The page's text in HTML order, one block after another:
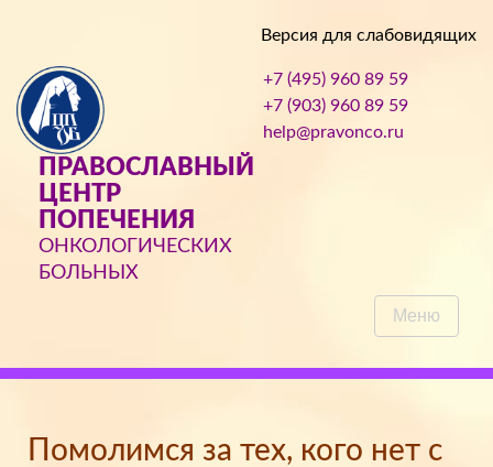
Версия для слабовидящих
ПРАВОСЛАВНЫЙ
ЦЕНТР
ПОПЕЧЕНИЯ
ОНКОЛОГИЧЕСКИХ
БОЛЬНЫХ
+7 (495) 960 89 59
+7 (903) 960 89 59
help@pravonco.ru
Меню
Помолимся за тех, кого нет с